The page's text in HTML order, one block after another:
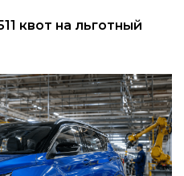
квот на льготный